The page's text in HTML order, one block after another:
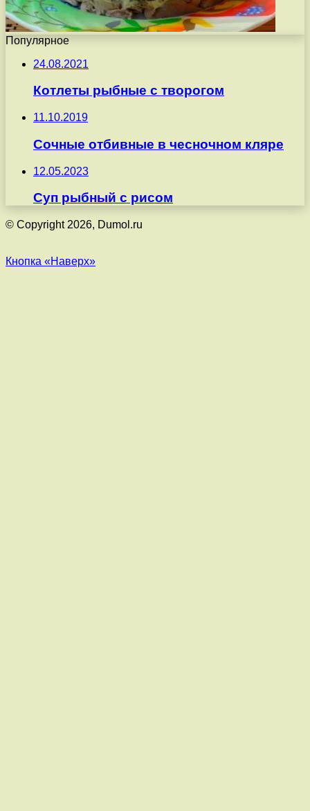
Популярное
24.08.2021
Котлеты рыбные с творогом
11.10.2019
Сочные отбивные в чесночном кляре
12.05.2023
Суп рыбный с рисом
© Copyright 2026, Dumol.ru
Кнопка «Наверх»